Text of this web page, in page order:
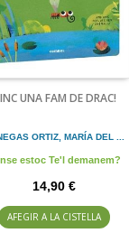
UNA FAM DE DRAC!
ORTIZ, MARÍA DEL ...
estoc Te'l demanem?
14,90 €
AFEGIR A LA CISTELLA